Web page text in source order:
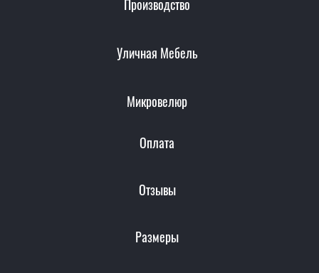
Производство
Уличная Мебель
Микровелюр
Оплата
Отзывы
Размеры